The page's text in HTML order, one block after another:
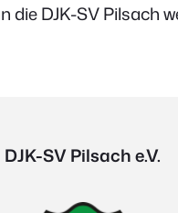
die DJK-SV Pilsach
DJK-SV Pilsach e.V.